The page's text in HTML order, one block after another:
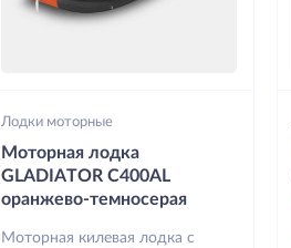
Лодки моторные
Моторная лодка
GLADIATOR C400AL
оранжево-темносерая
Моторная килевая лодка с